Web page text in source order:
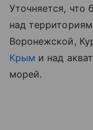
Уточняется, что
над
Воронежской,
Крым и над
морей.